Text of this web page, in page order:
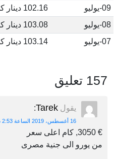
09-يوليو
102.16 دينار كويتي
08-يوليو
103.08 دينار كويتي
07-يوليو
103.14 دينار كويتي
157 تعليق
يقول Tarek
:
16 أغسطس، 2019 الساعة 2:53 ص
€ 3050, كام اعلى سعر
من يورو الى جنية مصرى